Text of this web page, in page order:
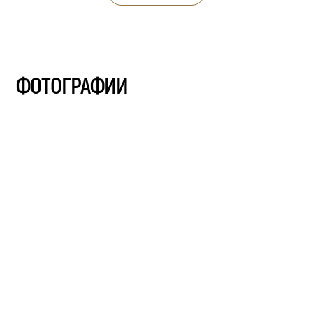
ФОТОГРАФИИ